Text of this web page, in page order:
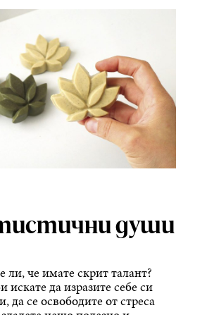
души
ли, че имате скрит талант?
да изразите себе си
да се освободите от стреса